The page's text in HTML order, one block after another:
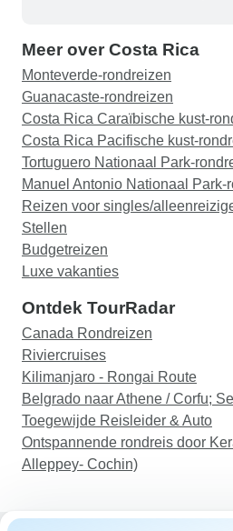
Meer over Costa Rica
Monteverde-rondreizen
Guanacaste-rondreizen
Costa Rica Caraïbische kust-
Costa Rica Pacifische kust-
Tortuguero Nationaal Park-
Manuel Antonio Nationaal Park-
Reizen voor singles/
Stellen
Budgetreizen
Luxe vakanties
Ontdek TourRadar
Canada Rondreizen
Riviercruises
Kilimanjaro - Rongai Route
Belgrado naar Athene / Corfu;
Toegewijde Reisleider & Auto
Ontspannende rondreis door
Alleppey- Cochin)